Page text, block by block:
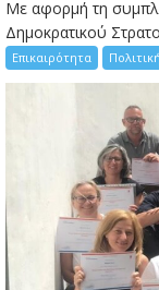
Με αφορμή τη
Δημοκρατικού
Επικαιρότητα Πολιτική